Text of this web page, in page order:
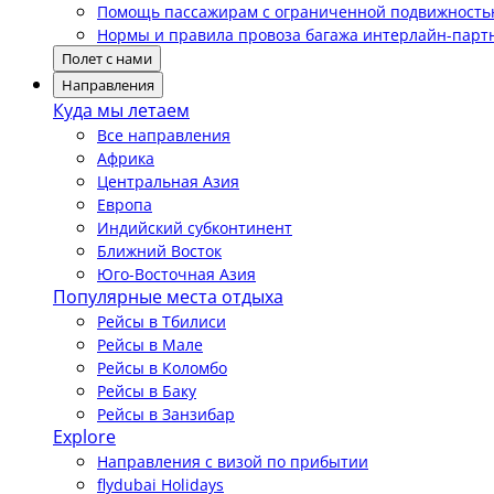
Помощь пассажирам с ограниченной
Нормы и правила провоза багажа интерлайн-
Полет с нами
Направления
Куда мы летаем
Все направления
Африка
Центральная Азия
Европа
Индийский субконтинент
Ближний Восток
Юго-Восточная Азия
Популярные места отдыха
Рейсы в Тбилиси
Рейсы в Мале
Рейсы в Коломбо
Рейсы в Баку
Рейсы в Занзибар
Explore
Направления с визой по прибытии
flydubai Holidays